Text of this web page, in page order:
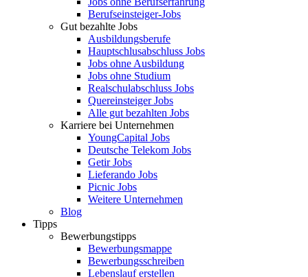
Berufseinsteiger-Jobs
Gut bezahlte Jobs
Ausbildungsberufe
Hauptschlusabschluss Jobs
Jobs ohne Ausbildung
Jobs ohne Studium
Realschulabschluss Jobs
Quereinsteiger Jobs
Alle gut bezahlten Jobs
Karriere bei Unternehmen
YoungCapital Jobs
Deutsche Telekom Jobs
Getir Jobs
Lieferando Jobs
Picnic Jobs
Weitere Unternehmen
Blog
Tipps
Bewerbungstipps
Bewerbungsmappe
Bewerbungsschreiben
Lebenslauf erstellen